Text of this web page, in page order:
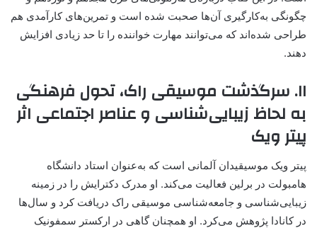
چگونگی به‌کارگیری آن‌ها صحبت شده است و تمرین‌های کارآمدی هم
طراحی شده‌اند که می‌توانند مهارت خواننده را تا حد زیادی افزایش
دهند.
۱۱. سرگذشت موسیقی راک، تحول فرهنگی
به لحاظ زیبایی‌شناسی و عناصر اجتماعی اثر
پیتر ویک
پیتر ویک موسیقیدان آلمانی است که به‌عنوان استاد دانشگاه
هامبولت در برلین فعالیت می‌کند. او مدرک دکترایش را در زمینه
زیبایی‌شناسی و جامعه‌شناسی موسیقی راک دریافت کرد و سال‌ها
در کانادا پژوهش می‌کرد. او همچنان گاهی در ارکستر سمفونیک